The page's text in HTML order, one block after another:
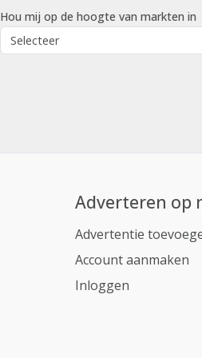
Hou mij op de hoogte van markten in
Adverteren op
Advertentie
Account aanmaken
Inloggen